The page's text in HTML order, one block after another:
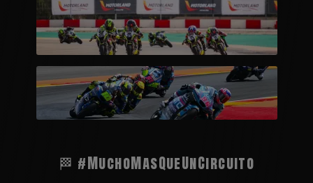
🏁 #MuchoMasQueUnCircuito